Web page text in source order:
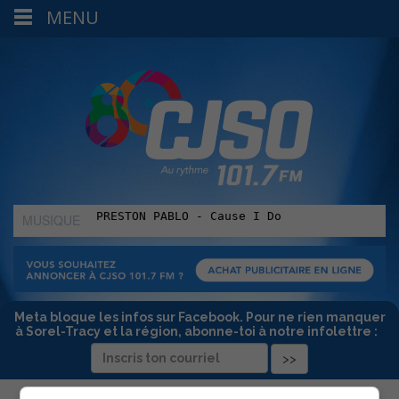
MUSIQUE
:
Meta bloque les infos sur Facebook. Pour ne rien manquer
à Sorel-Tracy et la région, abonne-toi à notre infolettre :
MENU